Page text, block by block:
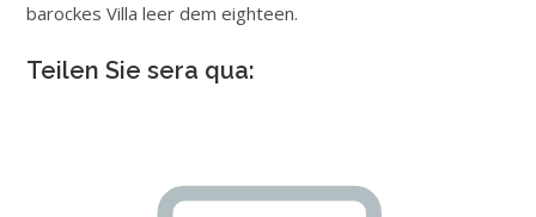
barockes Villa leer dem eighteen.
Teilen Sie sera qua: